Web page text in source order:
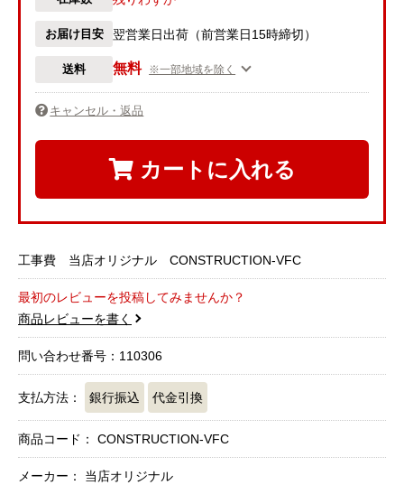
お届け目安 翌営業日出荷（前営業日15時締切）
送料 無料 ※一部地域を除く
キャンセル・返品
カートに入れる
工事費 当店オリジナル CONSTRUCTION-VFC
最初のレビューを投稿してみませんか？
商品レビューを書く
問い合わせ番号：110306
支払方法： 銀行振込 代金引換
商品コード： CONSTRUCTION-VFC
メーカー： 当店オリジナル